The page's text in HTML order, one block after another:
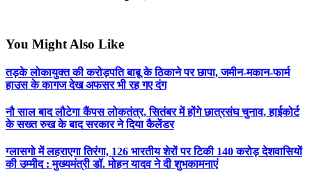
You Might Also Like
तड़के लोकायुक्त की करोड़पति बाबू के ठिकाने पर छापा, जमीन-मकान-फार्म
हाउस के कागज देख अफसर भी रह गए दंग
नौ साल बाद लौटेगा कैंपस लोकतंत्र, सितंबर में होंगे छात्रसंघ चुनाव, हाईकोर्ट
के सख्त रुख के बाद सरकार ने दिया कैलेंडर
ग्लासगो में लहराएगा तिरंगा, 126 भारतीय शेरों पर टिकी 140 करोड़ देशवासियों
की उम्मीद : मुख्यमंत्री डॉ. मोहन यादव ने दी शुभकामनाएं